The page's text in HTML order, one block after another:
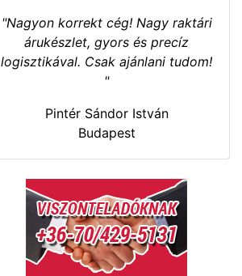
"Nagyon korrekt cég! Nagy raktári
árukészlet, gyors és precíz
logisztikával. Csak ajánlani tudom!
"
Pintér Sándor István
Budapest